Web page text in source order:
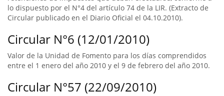
lo dispuesto por el N°4 del artículo 74 de la LIR. (Extracto de
Circular publicado en el Diario Oficial el 04.10.2010).
Circular N°6 (12/01/2010)
Valor de la Unidad de Fomento para los días comprendidos
entre el 1 enero del año 2010 y el 9 de febrero del año 2010.
Circular N°57 (22/09/2010)